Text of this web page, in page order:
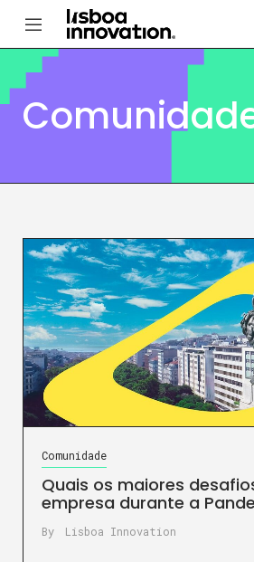
Comunidade
Quais os maiores
empresa durante a
By Lisboa Innovation